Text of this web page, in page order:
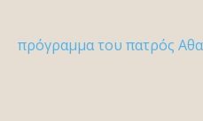
πρόγραμμα του πατρός